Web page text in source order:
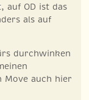
auf OD ist das
als auf
durchwinken
Move auch hier